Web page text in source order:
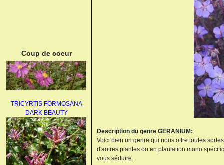
Coup de coeur
TRICYRTIS FORMOSANA
DARK BEAUTY
Description du genre GERANIUM:
Voici bien un genre qui nous offre toutes
d'autres plantes ou en plantation mono
vous séduire.